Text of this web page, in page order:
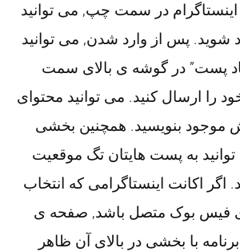
در سمت چپ, می توانید
شوید. پس از وارد شدن, می توانید
پست” در گوشه ی بالای سمت
ارسال کنید. می توانید محتوای
موجود بنویسید. همچنین بخشی
به پست هایتان تگ موقعیت
اگر اکانت اینستاگرامی که انتخاب
فیس بوک متصل باشد, صفحه ی
با بخشی در بالای آن ظاهر